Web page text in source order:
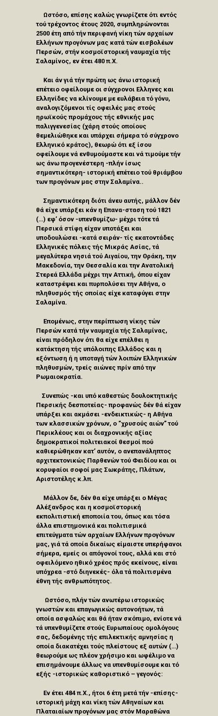
Ωστόσο, επίσης καλώς γνωρίζετε ότι εντός
τού τρέχοντος έτους 2020, συμπληρώνονται
2500 έτη από τήν περιφανή νίκη τών αρχαίων
Ελλήνων προγόνων μας κατά τών εισβολέων
Περσών, στήν κοσμοϊστορική ναυμαχία τής
Σαλαμίνος, εν έτει 480 π.Χ.
Και άν γιά τήν πρώτη ως άνω ιστορική
επέτειο οφείλουμε οι σύγχρονοι Ελληνες και
Ελληνίδες να κλίνουμε με ευλάβεια τό γόνυ,
αναλογιζόμενοι τίς οφειλές μας στούς
ηρωϊκούς προμάχους τής εθνικής μας
παλιγγενεσίας (χάρη στούς οποίους
θεμελιώθηκε και υπάρχει σήμερα τό σύγχρονο
Ελληνικό κράτος), θεωρώ ότι εξ ίσου
οφείλουμε νά ενθυμούμαστε και νά τιμούμε τήν
ως άνω προγενέστερη -πλήν ίσως
σημαντικότερη- ιστορική επέτειο τού θριάμβου
των προγόνων μας στην Σαλαμίνα..
Σημαντικότερη διότι άνευ αυτής, μάλλον δέν
θά είχε υπάρξει κάν η Επανα-σταση τού 1821
(…) εφ’ όσον -υπενθυμίζω- μέχρι τότε τά
Περσικά στίφη είχαν υποτάξει και
υποδουλώσει -κατά σειράν- τίς εκατοντάδες
Ελληνικές πόλεις τής Μικράς Ασίας, τά
μεγαλύτερα νησιά τού Αιγαίου, την Θράκη, την
Μακεδονία, την Θεσσαλία και την Ανατολική
Στερεά Ελλάδα μέχρι την Αττική, όπου είχαν
καταστρέψει και πυρπολύσει την Αθήνα, ο
πληθυσμός τής οποίας είχε καταφύγει στην
Σαλαμίνα.
Επομένως, στην περίπτωση νίκης τών
Περσών κατά τήν ναυμαχία τής Σαλαμίνας,
είναι πρόδηλον ότι θα είχε επέλθει η
κατάκτηση τής υπόλοιπης Ελλάδος και η
εξόντωση ή η υποταγή τών λοιπών Ελληνικών
πληθυσμών, τρείς αιώνες πρίν από την
Ρωμαιοκρατία.
Συνεπώς -και υπό καθεστώς δουλοκτητικής
Περσικής δεσποτείας- προφανώς δέν θά είχαν
υπάρξει και ακμάσει -ενδεικτικώς- η Αθήνα
των κλασσικών χρόνων, ο “χρυσούς αιών” τού
Περικλέους και οι διαχρονικής αξίας
δημοκρατικοί πολιτειακοί θεσμοί πού
καθιερώθηκαν κατ’ αυτόν, ο ανεπανάληπτος
αρχιτεκτονικώς Παρθενών τού Φειδίου και οι
κορυφαίοι σοφοί μας Σωκράτης, Πλάτων,
Αριστοτέλης κ.λπ.
Μάλλον δε, δέν θα είχε υπάρξει ο Μέγας
Αλέξανδρος και η κοσμοϊστορική
εκπολιτιστική εποποιία του, όπως και τόσα
άλλα επιστημονικά και πολιτισμικά
επιτεύγματα τών αρχαίων Ελλήνων προγόνων
μας, γιά τά οποία δικαίως είμαιστε υπερήφανοι
σήμερα, εμείς οι απόγονοί τους, αλλά και στό
οφειλόμενο ηθικό χρέος πρός εκείνους, είναι
υπόχρεα -στό διηνεκές- όλα τά πολιτισμένα
έθνη τής ανθρωπότητος.
Ωστόσο, πλήν τών ανωτέρω ιστορικώς
γνωστών και επαγωγικώς αυτονοήτων, τά
οποία ασφαλώς και θά ήταν σκόπιμο, ενίοτε νά
τά υπενθυμίζετε στούς Ευρωπαίους ομολόγους
σας, δεδομένης τής επιλεκτικής αμνησίας η
οποία διακατέχει τούς πλείστους εξ αυτών (…)
θεωρούμε ως πλέον χρήσιμο και ωφέλιμο να
επισημάνουμε άλλως να υπενθυμίσουμε και τό
εξής -ιστορικώς καθοριστικό – γεγονός:
Eν έτει 484 π.Χ., ήτοι 6 έτη μετά τήν -επίσης-
ιστορική μάχη και νίκη τών Αθηναίων και
Πλαταιαίων προγόνων μας στόν Μαραθώνα